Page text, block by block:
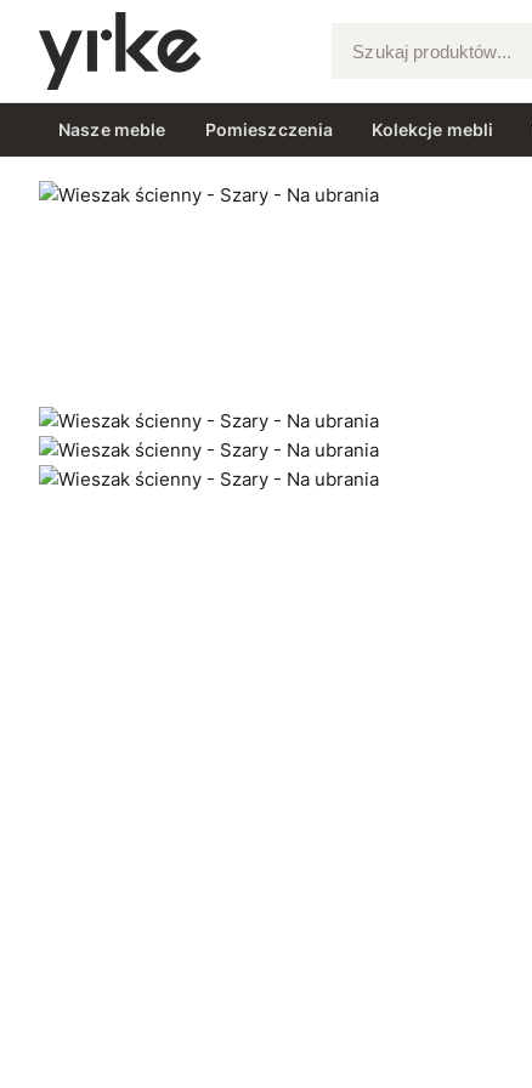
Szukaj produktów...
Nasze meble Pomieszczenia Kolekcje mebli